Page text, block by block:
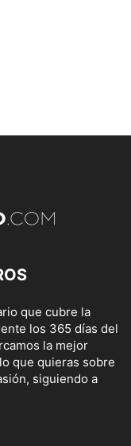
que cubre la
los 365 días del
la mejor
que quieras sobre
siguiendo a